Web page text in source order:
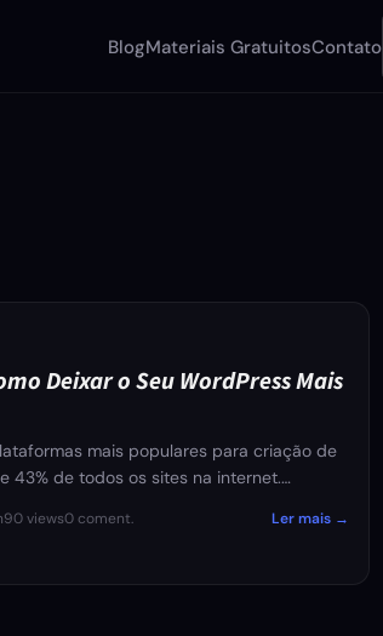
BlogMateriais GratuitosContato
Deixar o Seu WordPress Mais
mais populares para criação de
43% de todos os sites na internet.…
90 views0 coment. Ler mais →